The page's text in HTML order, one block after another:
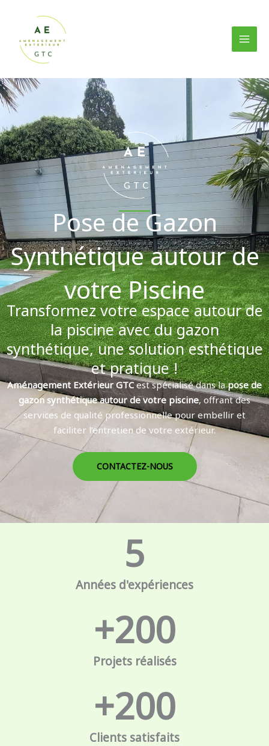
contenu
Pose de Gazon
Synthétique autour de
votre Piscine
Transformez votre espace autour de
la piscine avec du gazon
synthétique, une solution esthétique
et pratique !
Aménagement Extérieur GTCest spécialisé dans lapose de
gazon synthétique autour de votre piscine, offrant des
services de qualité professionnelle pour embellir et
faciliter l’entretien de votre extérieur.
CONTACTEZ-NOUS
Années d'expériences
5
Projets réalisés
+200
Clients satisfaits
+200